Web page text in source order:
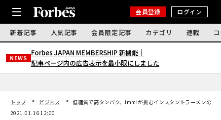
会員登録 ログイン
新着記事 人気記事 会員限定記事 カテゴリ 連載
NEWS
Forbes JAPAN MEMBERSHIP 新機能｜
記事ページ内の広告表示を最小限にしました
トップ ビジネス
低糖質で高タンパク、immiが挑むインスタントラーメンの変
2021.01.16 12:00